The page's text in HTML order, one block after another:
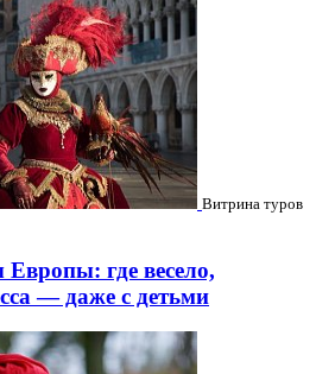
Витрина туров
где весело,
— даже с детьми